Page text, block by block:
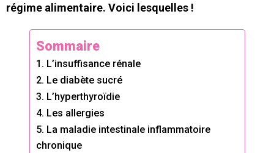
régime alimentaire. Voici lesquelles !
Sommaire
1. L’insuffisance rénale
2. Le diabète sucré
3. L’hyperthyroïdie
4. Les allergies
5. La maladie intestinale inflammatoire
chronique